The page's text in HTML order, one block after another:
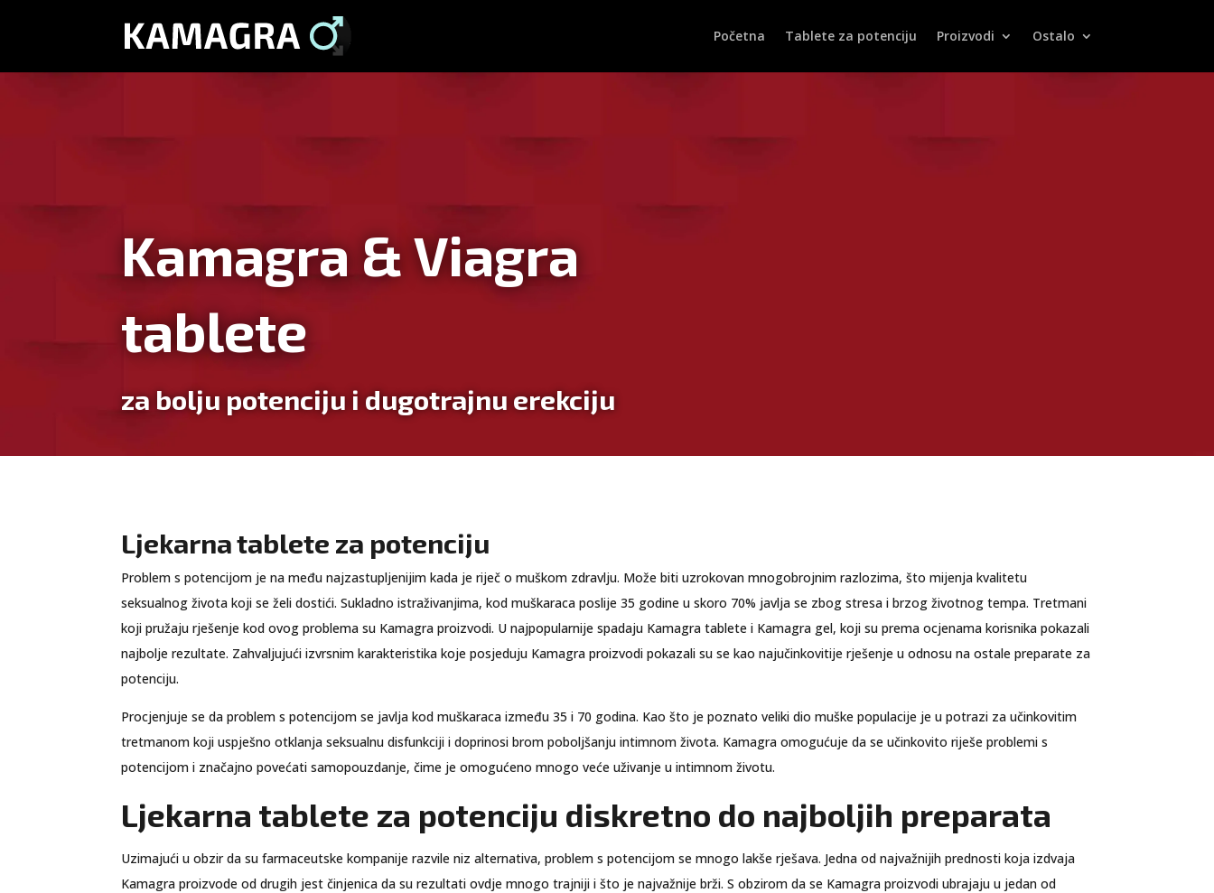
Početna Tablete za potenciju Proizvodi Ostalo
Kamagra & Viagra
tablete
za bolju potenciju i dugotrajnu erekciju
Ljekarna tablete za potenciju
Problem s potencijom je na među najzastupljenijim kada je riječ o muškom zdravlju. Može biti uzrokovan mnogobrojnim razlozima, što mijenja kvalitetu
seksualnog života koji se želi dostići. Sukladno istraživanjima, kod muškaraca poslije 35 godine u skoro 70% javlja se zbog stresa i brzog životnog tempa. Tretmani
koji pružaju rješenje kod ovog problema su Kamagra proizvodi. U najpopularnije spadaju Kamagra tablete i Kamagra gel, koji su prema ocjenama korisnika pokazali
najbolje rezultate. Zahvaljujući izvrsnim karakteristika koje posjeduju Kamagra proizvodi pokazali su se kao najučinkovitije rješenje u odnosu na ostale preparate za
potenciju.
Procjenjuje se da problem s potencijom se javlja kod muškaraca između 35 i 70 godina. Kao što je poznato veliki dio muške populacije je u potrazi za učinkovitim
tretmanom koji uspješno otklanja seksualnu disfunkciji i doprinosi brom poboljšanju intimnom života. Kamagra omogućuje da se učinkovito riješe problemi s
potencijom i značajno povećati samopouzdanje, čime je omogućeno mnogo veće uživanje u intimnom životu.
Ljekarna tablete za potenciju diskretno do najboljih preparata
Uzimajući u obzir da su farmaceutske kompanije razvile niz alternativa, problem s potencijom se mnogo lakše rješava. Jedna od najvažnijih prednosti koja izdvaja
Kamagra proizvode od drugih jest činjenica da su rezultati ovdje mnogo trajniji i što je najvažnije brži. S obzirom da se Kamagra proizvodi ubrajaju u jedan od